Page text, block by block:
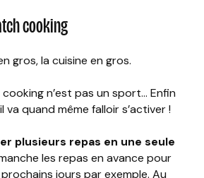
cooking
gros, la cuisine en gros.
n’est pas un sport… Enfin
va quand même falloir s’activer !
plusieurs repas en une seule
les repas en avance pour
jours par exemple. Au